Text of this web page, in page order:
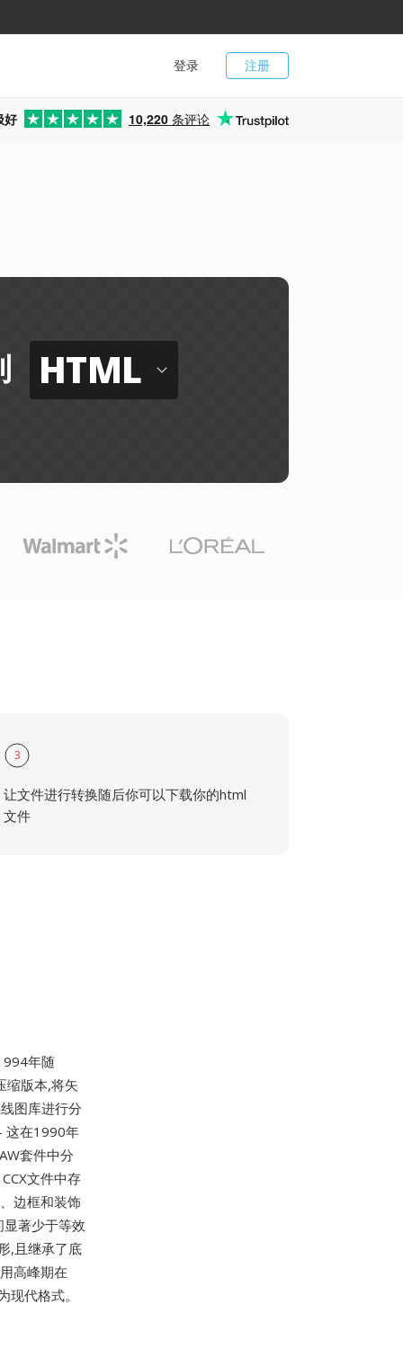
注册
登录
好 10,220 条评论
HTML
3
让文件进行转换随后你可以下载你的html
文件
年随
缩版本,将矢
图库进行分
这在1990年
套件中分
文件中存
边框和装饰
著少于等效
,且继承了底
高峰期在
现代格式。